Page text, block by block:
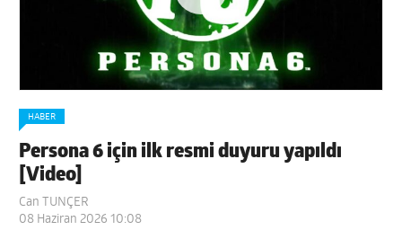
HABER
Persona 6 için ilk resmi duyuru yapıldı
[Video]
Can TUNÇER
08 Haziran 2026 10:08